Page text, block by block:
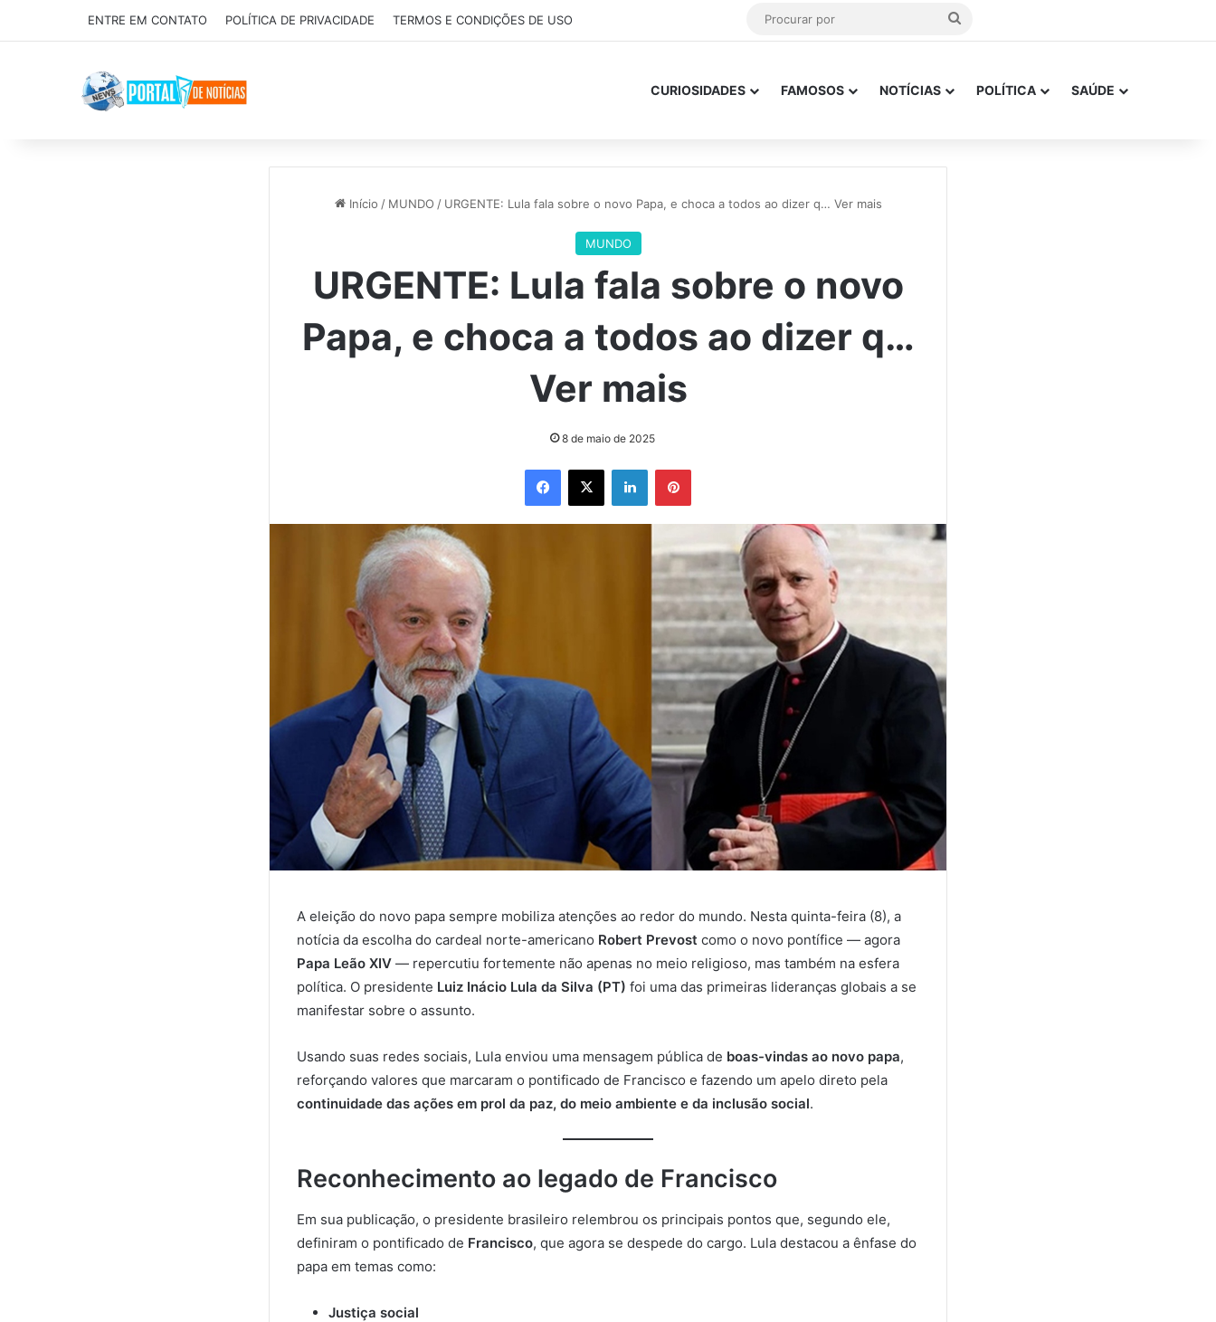
ENTRE EM CONTATO POLÍTICA DE PRIVACIDADE TERMOS E CONDIÇÕES DE USO
CURIOSIDADES FAMOSOS NOTÍCIAS POLÍTICA SAÚDE
Início / MUNDO / URGENTE: Lula fala sobre o novo Papa, e choca a todos ao dizer q… Ver mais
MUNDO
URGENTE: Lula fala sobre o novo
Papa, e choca a todos ao dizer q…
Ver mais
8 de maio de 2025
Facebook
X LinkedinPinterest
A eleição do novo papa sempre mobiliza atenções ao redor do mundo. Nesta quinta-feira (8), a
notícia da escolha do cardeal norte-americano Robert Prevost como o novo pontífice — agora
Papa Leão XIV — repercutiu fortemente não apenas no meio religioso, mas também na esfera
política. O presidente Luiz Inácio Lula da Silva (PT) foi uma das primeiras lideranças globais a se
manifestar sobre o assunto.
Usando suas redes sociais, Lula enviou uma mensagem pública de boas-vindas ao novo papa,
reforçando valores que marcaram o pontificado de Francisco e fazendo um apelo direto pela
continuidade das ações em prol da paz, do meio ambiente e da inclusão social.
Reconhecimento ao legado de Francisco
Em sua publicação, o presidente brasileiro relembrou os principais pontos que, segundo ele,
definiram o pontificado de Francisco, que agora se despede do cargo. Lula destacou a ênfase do
papa em temas como:
Justiça social